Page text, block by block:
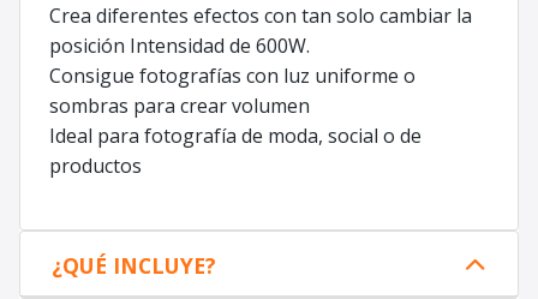
Crea diferentes efectos con tan solo cambiar la
posición Intensidad de 600W.
Consigue fotografías con luz uniforme o
sombras para crear volumen
Ideal para fotografía de moda, social o de
productos
¿QUÉ INCLUYE?